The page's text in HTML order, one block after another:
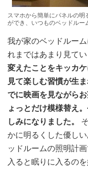
スマホから簡単にパネルの明
ができ、いつものベッドルー
我が家のベッドルー
れまではあまり見てい
変えたことをキッカ
見て楽しむ習慣が生
でに映画を見ながら
ょっとだけ模様替え
しみになりました。
かに明るくした優し
ッドルームの照明計
入ると眠りに入るの